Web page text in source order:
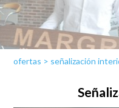
ofertas > señalización